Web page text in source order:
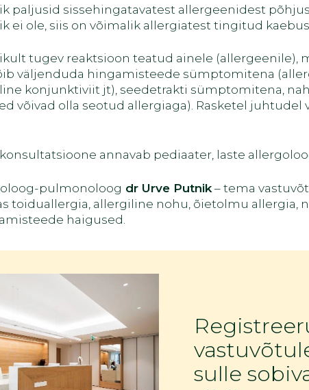
paljusid sissehingatavatest allergeenidest
ei ole, siis on võimalik allergiatest tingitud
tugev reaktsioon teatud ainele (allergeenile),
väljenduda hingamisteede sümptomitena
konjunktiviit jt), seedetrakti sümptomitena,
võivad olla seotud allergiaga). Rasketel
annavab pediaater, laste
pulmonoloog dr Urve Putnik– tema
toiduallergia, allergiline nohu, õietolmu allergia,
haigused.
sulle